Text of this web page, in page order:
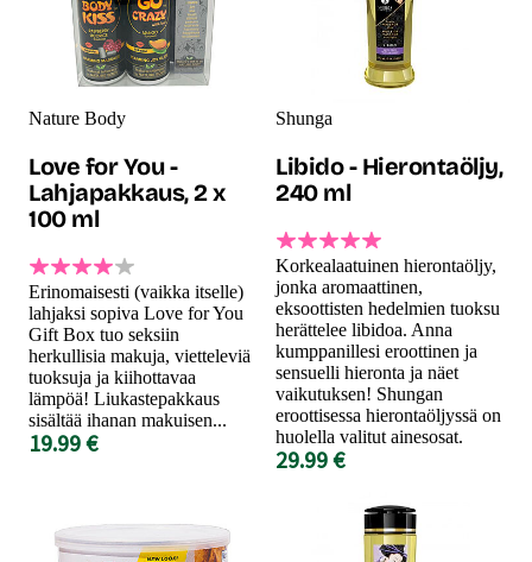
Nature Body
Love for You -
Lahjapakkaus, 2 x
100 ml
Erinomaisesti (vaikka itselle)
lahjaksi sopiva Love for You
Gift Box tuo seksiin
herkullisia makuja, vietteleviä
tuoksuja ja kiihottavaa
lämpöä! Liukastepakkaus
sisältää ihanan makuisen...
19.99 €
Shunga
Libido - Hierontaöljy,
240 ml
Korkealaatuinen hierontaöljy,
jonka aromaattinen,
eksoottisten hedelmien tuoksu
herättelee libidoa. Anna
kumppanillesi eroottinen ja
sensuelli hieronta ja näet
vaikutuksen! Shungan
eroottisessa hierontaöljyssä on
huolella valitut ainesosat.
29.99 €